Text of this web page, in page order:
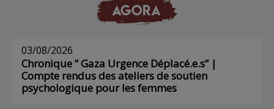
AGORA
03/08/2026
Chronique ” Gaza Urgence Déplacé.e.s” |
Compte rendus des ateliers de soutien
psychologique pour les femmes